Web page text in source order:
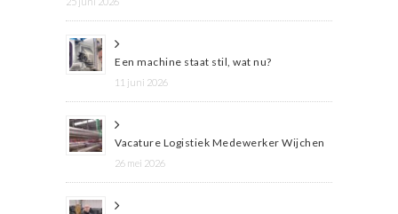
Een machine staat stil, wat nu?
11 juni 2026
Vacature Logistiek Medewerker Wijchen
26 mei 2026